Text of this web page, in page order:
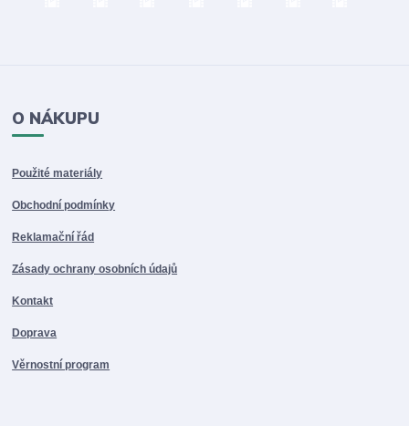
O NÁKUPU
Použité materiály
Obchodní podmínky
Reklamační řád
Zásady ochrany osobních údajů
Kontakt
Doprava
Věrnostní program